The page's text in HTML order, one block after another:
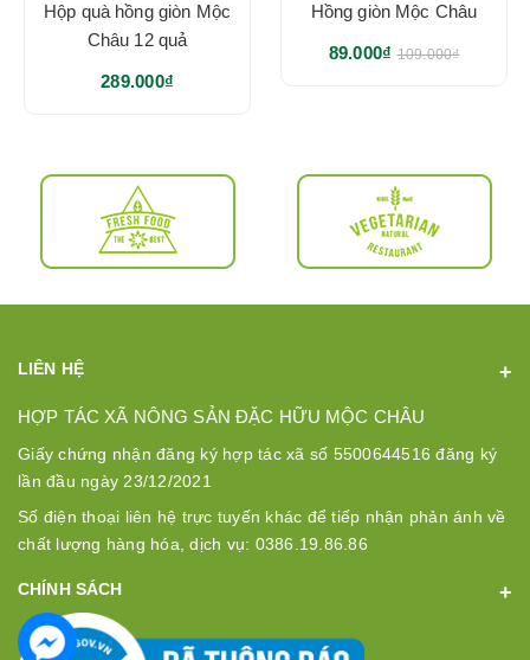
Hộp quà hồng giòn Mộc
Châu 12 quả
289.000₫
Hồng giòn Mộc Châu
89.000₫ 109.000₫
LIÊN HỆ
HỢP TÁC XÃ NÔNG SẢN ĐẶC HỮU MỘC CHÂU
Giấy chứng nhận đăng ký hợp tác xã số 5500644516 đăng ký
lần đầu ngày 23/12/2021
Số điện thoại liên hệ trực tuyến khác để tiếp nhận phản ánh về
chất lượng hàng hóa, dịch vụ: 0386.19.86.86
CHÍNH SÁCH